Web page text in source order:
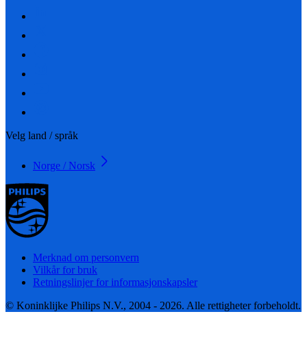
Velg land / språk
Norge / Norsk
Merknad om personvern
Vilkår for bruk
Retningslinjer for informasjonskapsler
© Koninklijke Philips N.V., 2004 - 2026. Alle rettigheter forbeholdt.